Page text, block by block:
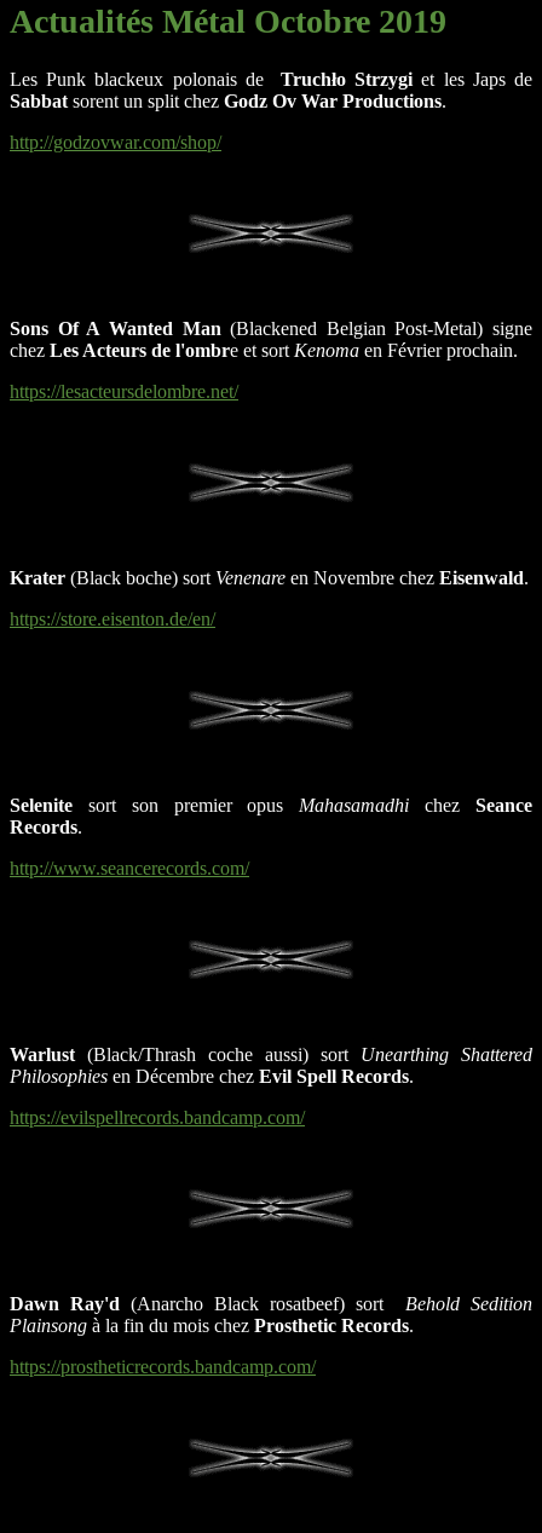
Actualités Métal Octobre 2019
Les Punk blackeux polonais deTruchło Strzygiet les Japs de
Sabbat sorent un split chez Godz Ov War Productions.
http://godzovwar.com/shop/
Sons Of A Wanted Man (Blackened Belgian Post-Metal) signe
chez Les Acteurs de l'ombre et sort Kenoma en Février prochain.
https://lesacteursdelombre.net/
Krater (Black boche) sort Venenare en Novembre chez Eisenwald.
https://store.eisenton.de/en/
Selenite sort son premier opus MahasamadhichezSeance
Records.
http://www.seancerecords.com/
Warlust (Black/Thrash coche aussi) sort Unearthing Shattered
Philosophies en Décembre chez Evil Spell Records.
https://evilspellrecords.bandcamp.com/
Dawn Ray'd (Anarcho Black rosatbeef) sort Behold Sedition
Plainsong à la fin du mois chez Prosthetic Records.
https://prostheticrecords.bandcamp.com/